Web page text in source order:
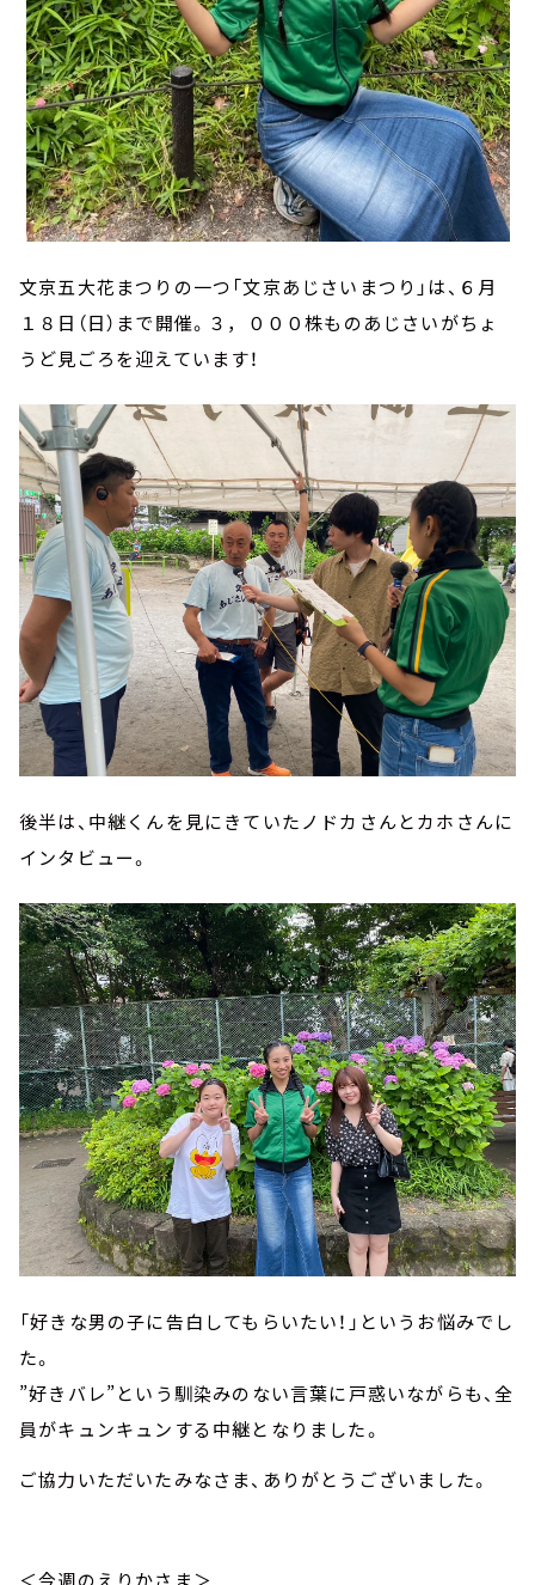
文京五大花まつりの一つ「文京あじさいまつり」は、６月
１８日（日）まで開催。３，０００株ものあじさいがちょ
うど見ごろを迎えています！
後半は、中継くんを見にきていたノドカさんとカホさんに
インタビュー。
「好きな男の子に告白してもらいたい！」というお悩みでし
た。
”好きバレ”という馴染みのない言葉に戸惑いながらも、全
員がキュンキュンする中継となりました。
ご協力いただいたみなさま、ありがとうございました。